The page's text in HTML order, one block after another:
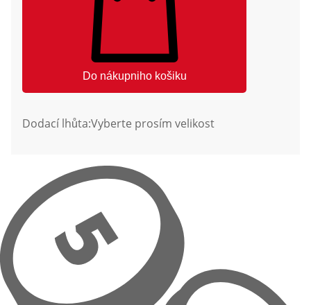
Do nákupniho košiku
Dodací lhůta:Vyberte prosím velikost